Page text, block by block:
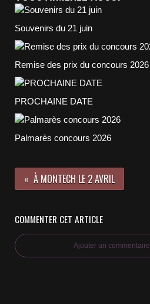
Souvenirs du 21 juin
Remise des prix du concours 2026
PROCHAINE DATE
Palmarès concours 2026
À MONTECH LE 2 AVRIL
COMMENTER CET ARTICLE
Ajouter un commentaire